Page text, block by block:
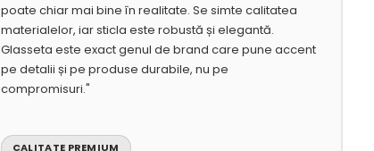
poate chiar mai bine în realitate. Se simte calitatea
materialelor, iar sticla este robustă și elegantă.
Glasseta este exact genul de brand care pune accent
pe detalii și pe produse durabile, nu pe
compromisuri."
CALITATE PREMIUM